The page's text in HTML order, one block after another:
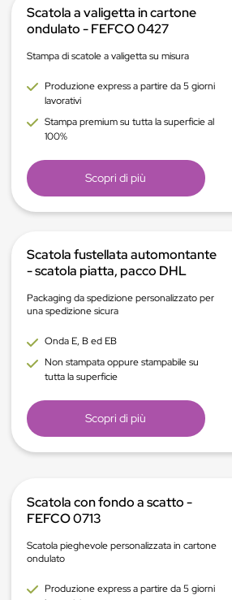
Scatola a valigetta in cartone
ondulato - FEFCO 0427
Stampa di scatole a valigetta su misura
Produzione express a partire da 5 giorni
lavorativi
Stampa premium su tutta la superficie al
100%
Scopri di più
Scatola fustellata automontante
- scatola piatta, pacco DHL
Packaging da spedizione personalizzato per
una spedizione sicura
Onda E, B ed EB
Non stampata oppure stampabile su
tutta la superficie
Scopri di più
Scatola con fondo a scatto -
FEFCO 0713
Scatola pieghevole personalizzata in cartone
ondulato
Produzione express a partire da 5 giorni